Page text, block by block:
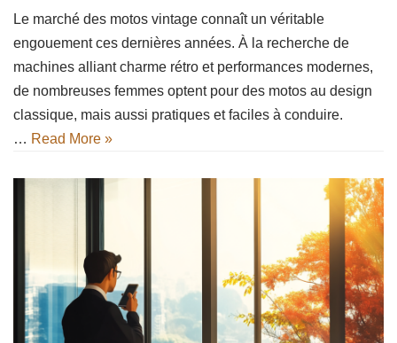
Le marché des motos vintage connaît un véritable
engouement ces dernières années. À la recherche de
machines alliant charme rétro et performances modernes,
de nombreuses femmes optent pour des motos au design
classique, mais aussi pratiques et faciles à conduire.
… Read More »